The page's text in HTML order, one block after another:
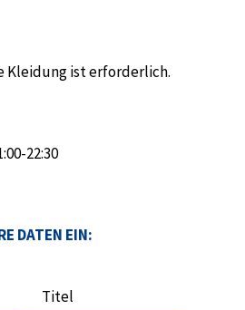
Kleidung ist erforderlich.
22:30
DATEN EIN:
Titel